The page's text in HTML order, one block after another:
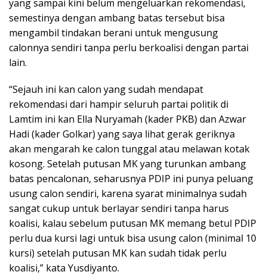
yang sampai kini belum mengeluarkan rekomendasi,
semestinya dengan ambang batas tersebut bisa
mengambil tindakan berani untuk mengusung
calonnya sendiri tanpa perlu berkoalisi dengan partai
lain.
“Sejauh ini kan calon yang sudah mendapat
rekomendasi dari hampir seluruh partai politik di
Lamtim ini kan Ella Nuryamah (kader PKB) dan Azwar
Hadi (kader Golkar) yang saya lihat gerak geriknya
akan mengarah ke calon tunggal atau melawan kotak
kosong. Setelah putusan MK yang turunkan ambang
batas pencalonan, seharusnya PDIP ini punya peluang
usung calon sendiri, karena syarat minimalnya sudah
sangat cukup untuk berlayar sendiri tanpa harus
koalisi, kalau sebelum putusan MK memang betul PDIP
perlu dua kursi lagi untuk bisa usung calon (minimal 10
kursi) setelah putusan MK kan sudah tidak perlu
koalisi,” kata Yusdiyanto.